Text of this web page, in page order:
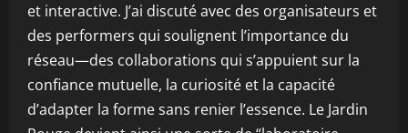
et interactive. J’ai discuté avec des organisateurs et
des performers qui soulignent l’importance du
réseau—des collaborations qui s’appuient sur la
confiance mutuelle, la curiosité et la capacité
d’adapter la forme sans renier l’essence. Le Jardin